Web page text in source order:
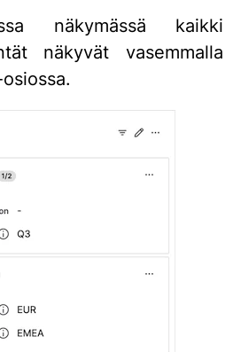
näkymässä kaikki
näkyvät vasemmalla